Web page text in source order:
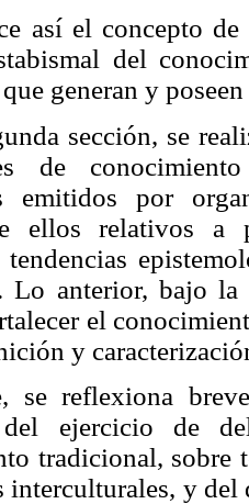
así el concepto
del
generan y
sección, se
de
emitidos por
ellos relativos a
tendencias
Lo anterior, bajo la
el
y
se reflexiona
del ejercicio de
tradicional, sobre
interculturales, y